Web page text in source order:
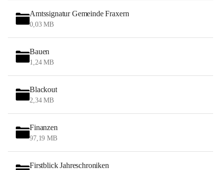
Amtssignatur Gemeinde Fraxern
0,03 MB
Bauen
1,24 MB
Blackout
2,34 MB
Finanzen
97,19 MB
Firstblick Jahreschroniken